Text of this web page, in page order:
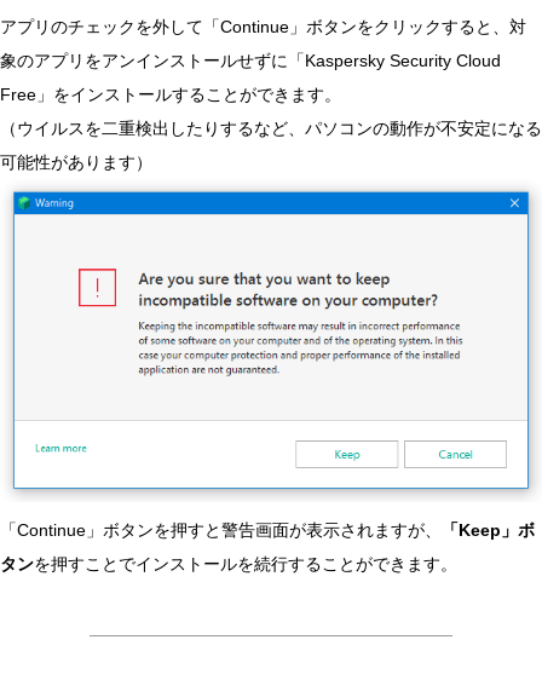
アプリのチェックを外して「Continue」ボタンをクリックすると、対
象のアプリをアンインストールせずに「Kaspersky Security Cloud
Free」をインストールすることができます。
（ウイルスを二重検出したりするなど、パソコンの動作が不安定になる
可能性があります）
「Continue」ボタンを押すと警告画面が表示されますが、
「Keep」ボ
タンを押すことでインストールを続行することができます。